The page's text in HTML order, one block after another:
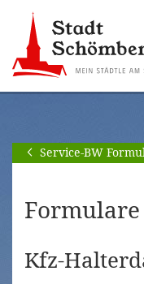
Hauptnavigation
springen
[Alt]+
Seiteninhalt
springen
[Alt]+
Service-BW
Formulare
Kfz-